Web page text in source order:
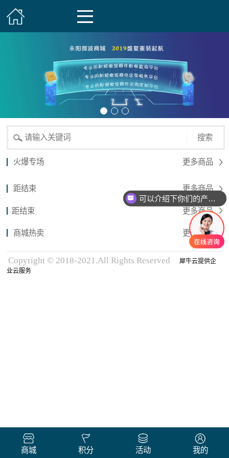
搜索
火爆专场 更多商品
距结束 更多商品
距结束 更多商品
商城热卖 更多商品
Copyright © 2018-2021.All Rights Reserved
犀牛云提供企
业云服务
商城 积分 活动 我的